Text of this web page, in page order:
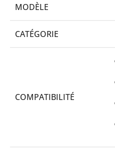
MODÈLE
CATÉGORIE
COMPATIBILITÉ